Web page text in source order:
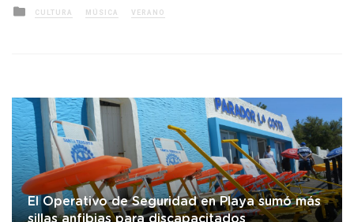
Posted
in
CULTURA MÚSICA VERANO
El Operativo de Seguridad en Playa sumó más
sillas anfibias para discapacitados